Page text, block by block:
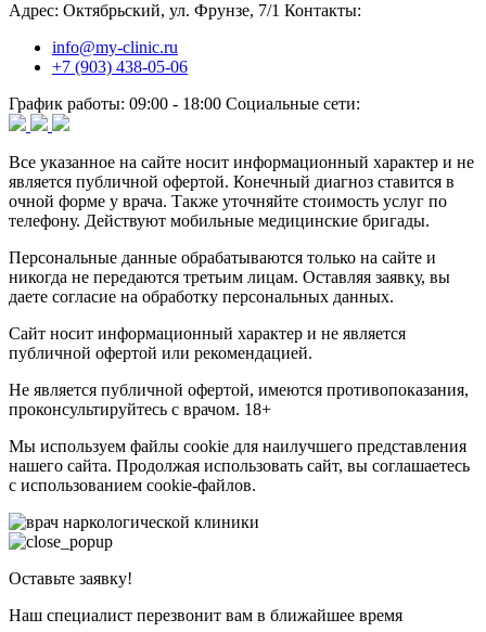
Адрес: Октябрьский, ул. Фрунзе, 7/1 Контакты:
info@my-clinic.ru
+7 (903) 438-05-06
График работы: 09:00 - 18:00 Социальные сети:
Все указанное на сайте носит информационный характер и не
является публичной офертой. Конечный диагноз ставится в
очной форме у врача. Также уточняйте стоимость услуг по
телефону. Действуют мобильные медицинские бригады.
Персональные данные обрабатываются только на сайте и
никогда не передаются третьим лицам. Оставляя заявку, вы
даете согласие на обработку персональных данных.
Сайт носит информационный характер и не является
публичной офертой или рекомендацией.
Не является публичной офертой, имеются противопоказания,
проконсультируйтесь с врачом. 18+
Мы используем файлы cookie для наилучшего представления
нашего сайта. Продолжая использовать сайт, вы соглашаетесь
с использованием cookie-файлов.
Оставьте заявку!
Наш специалист перезвонит вам в ближайшее время